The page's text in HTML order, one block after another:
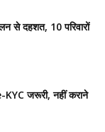
से दहशत, 10 परिवारों
जरूरी, नहीं कराने